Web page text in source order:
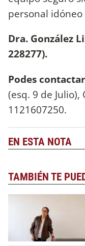
personal
Dra. González
228277).
Podes
(esq. 9 de
1121607250.
EN ESTA NOTA
TAMBIÉN TE